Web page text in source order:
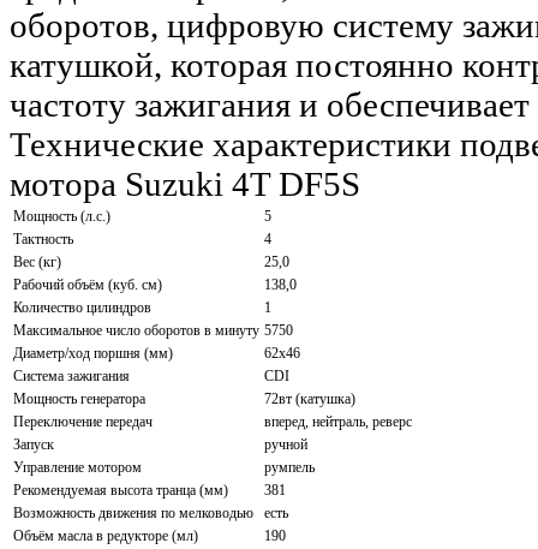
оборотов, цифровую систему
катушкой, которая постоянно
частоту зажигания и
Технические характеристики
мотора Suzuki 4T DF5S
Мощность (л.с.)
5
Тактность
4
Вес (кг)
25,0
Рабочий объём (куб. см)
138,0
Количество цилиндров
1
Максимальное число оборотов в минуту 5750
Диаметр/ход поршня (мм)
62x46
Система зажигания
CDI
Мощность генератора
72вт (катушка)
Переключение передач
вперед, нейтраль, реверс
Запуск
ручной
Управление мотором
румпель
Рекомендуемая высота транца (мм)
381
Возможность движения по мелководью
есть
Объём масла в редукторе (мл)
190